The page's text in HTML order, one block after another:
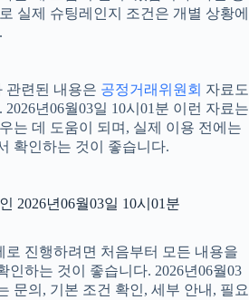
실제 슈팅레인지 조건은 개별 상황에
관련된 내용은 공정거래위원회 자료도
년06월03일 10시01분 이런 자료는
는 데 도움이 되며, 실제 이용 전에는
확인하는 것이 좋습니다.
2026년06월03일 10시01분
진행하려면 처음부터 모든 내용을
인하는 것이 좋습니다. 2026년06월03
문의, 기본 조건 확인, 세부 안내, 필요